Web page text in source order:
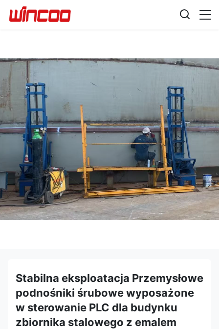
Stabilna eksploatacja Przemysłowe
podnośniki śrubowe wyposażone
w sterowanie PLC dla budynku
zbiornika stalowego z emalem